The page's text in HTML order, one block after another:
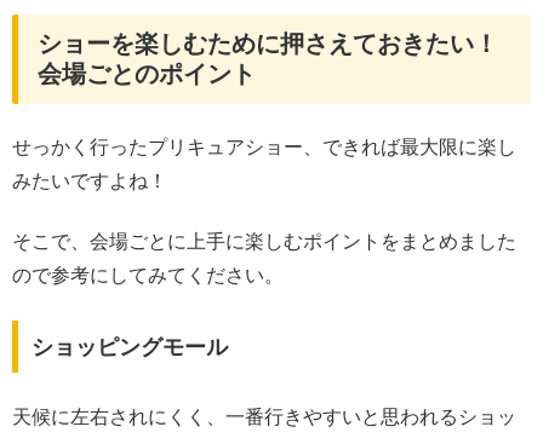
ショーを楽しむために押さえておきたい！
会場ごとのポイント
せっかく行ったプリキュアショー、できれば最大限に楽し
みたいですよね！
そこで、会場ごとに上手に楽しむポイントをまとめました
ので参考にしてみてください。
ショッピングモール
天候に左右されにくく、一番行きやすいと思われるショッ